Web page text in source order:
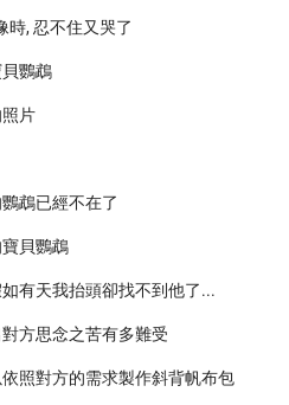
時, 忍不住又哭了
鸚鵡
片
鵡已經不在了
貝鸚鵡
有天我抬頭卻找不到他了...
方思念之苦有多難受
照對方的需求製作斜背帆布包